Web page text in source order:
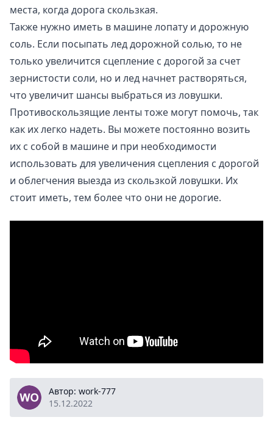
места, когда дорога скользкая.
Также нужно иметь в машине лопату и дорожную
соль. Если посыпать лед дорожной солью, то не
только увеличится сцепление с дорогой за счет
зернистости соли, но и лед начнет растворяться,
что увеличит шансы выбраться из ловушки.
Противоскользящие ленты тоже могут помочь, так
как их легко надеть. Вы можете постоянно возить
их с собой в машине и при необходимости
использовать для увеличения сцепления с дорогой
и облегчения выезда из скользкой ловушки. Их
стоит иметь, тем более что они не дорогие.
work-777Автор: work-777
15.12.2022